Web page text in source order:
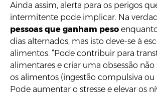
Ainda assim, alerta para os perigos
intermitente pode implicar. Na
pessoas que ganham peso
dias alternados, mas isto deve-se à
alimentos. “Pode contribuir para
alimentares e criar uma obsessão
os alimentos (ingestão compulsiva ou
Pode aumentar o stresse e elevar os